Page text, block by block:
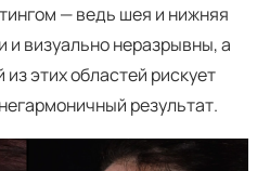
— ведь шея и нижняя
и визуально неразрывны, а
этих областей рискует
результат.